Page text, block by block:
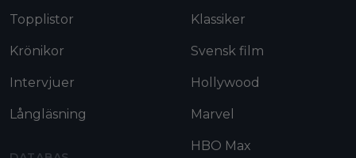
Topplistor
Krönikor
Intervjuer
Långläsning
Klassiker
Svensk film
Hollywood
Marvel
HBO Max